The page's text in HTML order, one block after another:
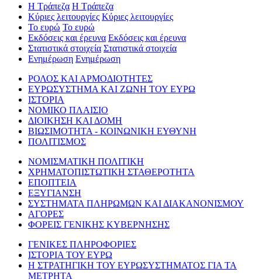
Η Τράπεζα Η Τράπεζα
Κύριες λειτουργίες Κύριες λειτουργίες
Το ευρώ Το ευρώ
Εκδόσεις και έρευνα Εκδόσεις και έρευνα
Στατιστικά στοιχεία Στατιστικά στοιχεία
Ενημέρωση Ενημέρωση
ΡΟΛΟΣ ΚΑΙ ΑΡΜΟΔΙΟΤΗΤΕΣ
ΕΥΡΩΣΥΣΤΗΜΑ ΚΑΙ ΖΩΝΗ ΤΟΥ ΕΥΡΩ
ΙΣΤΟΡΙΑ
ΝΟΜΙΚΟ ΠΛΑΙΣΙΟ
ΔΙΟΙΚΗΣΗ ΚΑΙ ΔΟΜΗ
ΒΙΩΣΙΜΟΤΗΤΑ - ΚΟΙΝΩΝΙΚΗ ΕΥΘΥΝΗ
ΠΟΛΙΤΙΣΜΟΣ
ΝΟΜΙΣΜΑΤΙΚΗ ΠΟΛΙΤΙΚΗ
ΧΡΗΜΑΤΟΠΙΣΤΩΤΙΚΗ ΣΤΑΘΕΡΟΤΗΤΑ
ΕΠΟΠΤΕΙΑ
ΕΞΥΓΙΑΝΣΗ
ΣΥΣΤΗΜΑΤΑ ΠΛΗΡΩΜΩΝ ΚΑΙ ΔΙΑΚΑΝΟΝΙΣΜΟΥ
ΑΓΟΡΕΣ
ΦΟΡΕΙΣ ΓΕΝΙΚΗΣ ΚΥΒΕΡΝΗΣΗΣ
ΓΕΝΙΚΕΣ ΠΛΗΡΟΦΟΡΙΕΣ
ΙΣΤΟΡΙΑ ΤΟΥ ΕΥΡΩ
Η ΣΤΡΑΤΗΓΙΚΗ ΤΟΥ ΕΥΡΩΣΥΣΤΗΜΑΤΟΣ ΓΙΑ ΤΑ
ΜΕΤΡΗΤΑ